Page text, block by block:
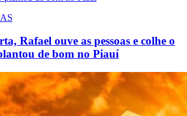
Rafael ouve as pessoas e colhe o
de bom no Piauí